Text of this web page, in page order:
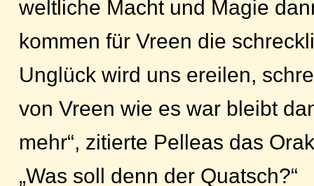
weltliche Macht und Magie
kommen für Vreen die
Unglück wird uns ereilen,
von Vreen wie es war bleibt
mehr“, zitierte Pelleas das
„Was soll denn der Quatsch?“